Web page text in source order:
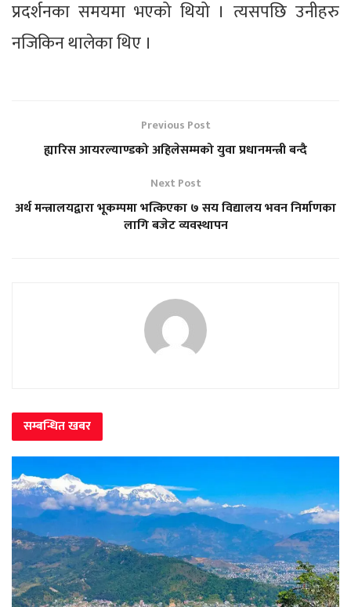
प्रदर्शनका समयमा भएको थियो । त्यसपछि उनीहरु
नजिकिन थालेका थिए ।
Previous Post
ह्यारिस आयरल्याण्डको अहिलेसम्मको युवा प्रधानमन्त्री बन्दै
Next Post
अर्थ मन्त्रालयद्वारा भूकम्पमा भत्किएका ७ सय विद्यालय भवन निर्माणका
लागि बजेट व्यवस्थापन
सम्बन्धितखबर